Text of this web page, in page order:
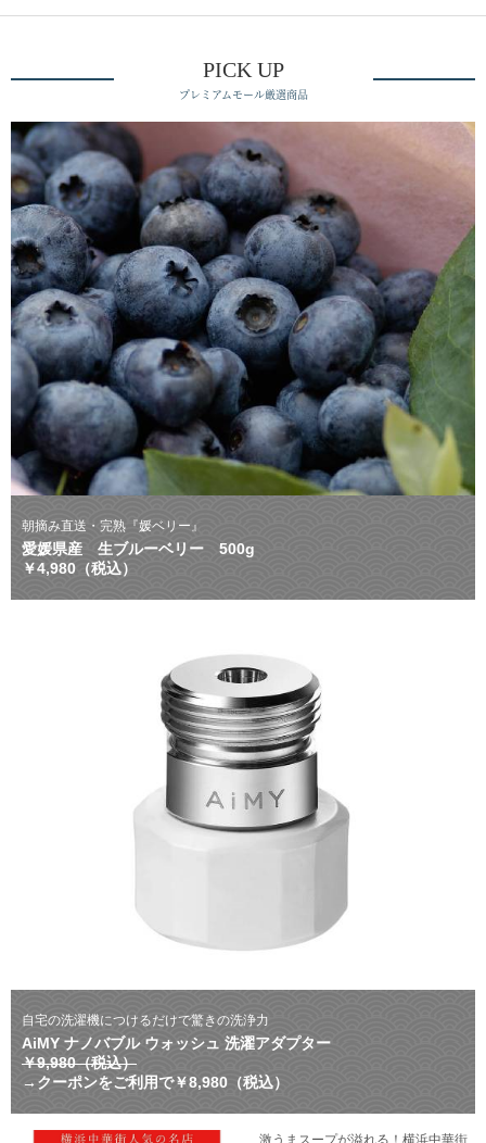
PICK UP
プレミアムモール厳選商品
朝摘み直送・完熟『媛ベリー』
愛媛県産 生ブルーベリー 500g
￥4,980（税込）
自宅の洗濯機につけるだけで驚きの洗浄力
AiMY ナノバブル ウォッシュ 洗濯アダプター
￥9,980（税込）
→クーポンをご利用で￥8,980（税込）
激うまスープが溢れる！横浜中華街